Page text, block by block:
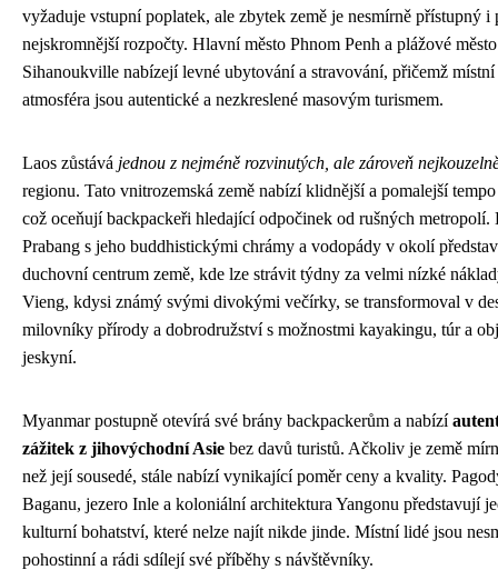
vyžaduje vstupní poplatek, ale zbytek země je nesmírně přístupný i
nejskromnější rozpočty. Hlavní město Phnom Penh a plážové město
Sihanoukville nabízejí levné ubytování a stravování, přičemž
atmosféra jsou autentické a nezkreslené masovým turismem.
Laos zůstává jednou z nejméně rozvinutých, ale zároveň
regionu. Tato vnitrozemská země nabízí klidnější a pomalejší
což oceňují backpackeři hledající odpočinek od rušných metropolí.
Prabang s jeho buddhistickými chrámy a vodopády v okolí
duchovní centrum země, kde lze strávit týdny za velmi nízké
Vieng, kdysi známý svými divokými večírky, se transformoval v
milovníky přírody a dobrodružství s možnostmi kayakingu, túr a
jeskyní.
Myanmar postupně otevírá své brány backpackerům a nabízí
zážitek z jihovýchodní Asie bez davů turistů. Ačkoliv je země
než její sousedé, stále nabízí vynikající poměr ceny a kvality.
Baganu, jezero Inle a koloniální architektura Yangonu představují
kulturní bohatství, které nelze najít nikde jinde. Místní lidé jsou
pohostinní a rádi sdílejí své příběhy s návštěvníky.